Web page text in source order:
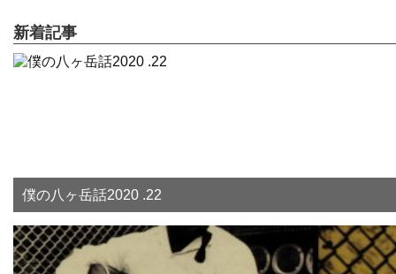
新着記事
僕の八ヶ岳話2020 .22